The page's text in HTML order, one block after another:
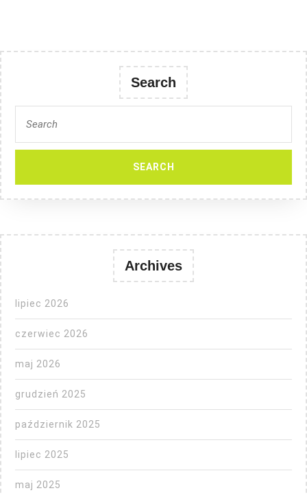
Search
for:
Archives
lipiec 2026
czerwiec 2026
maj 2026
grudzień 2025
październik 2025
lipiec 2025
maj 2025